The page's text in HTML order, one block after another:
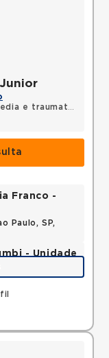
e traumatologia
Franco -
Paulo, SP,
- Unidade
Sao